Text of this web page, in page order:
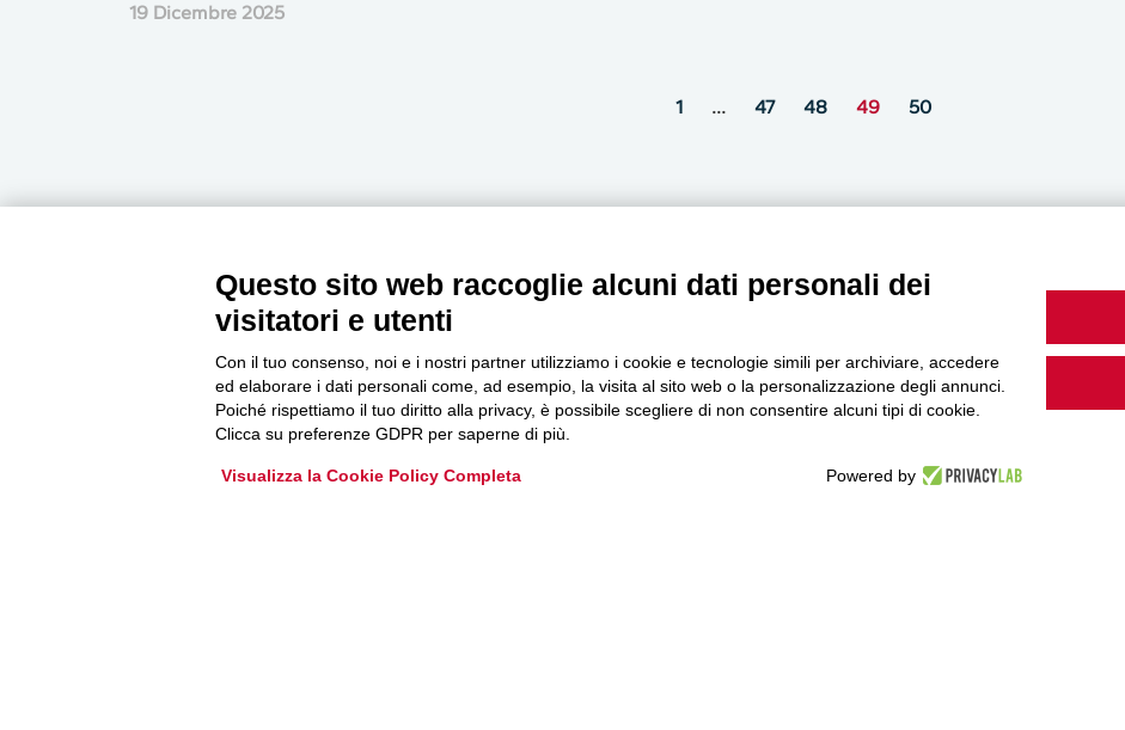
19 Dicembre 2025
1 … 47 48 49 50
Newsletter
Accedi o iscriviti alla nostra Newsletter Legacoop
Informazioni per restare sempre aggiornati sul
mondo della cooperazione.
MultiMedia
Guarda i nostri video, storie e webinar.
Questo sito web raccoglie alcuni dati personali dei
visitatori e utenti
Con il tuo consenso, noi e i nostri partner utilizziamo i cookie e tecnologie simili per archiviare, accedere
ed elaborare i dati personali come, ad esempio, la visita al sito web o la personalizzazione degli annunci.
Poiché rispettiamo il tuo diritto alla privacy, è possibile scegliere di non consentire alcuni tipi di cookie.
Clicca su preferenze GDPR per saperne di più.
Visualizza la Cookie Policy Completa Powered by